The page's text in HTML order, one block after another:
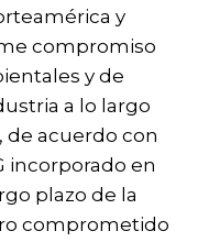
y
compromiso
y de
a lo largo
de acuerdo con
incorporado en
plazo de la
comprometido